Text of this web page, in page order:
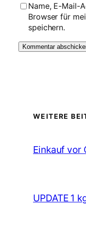
Name, E-Mail-
Browser für
speichern.
WEITERE
Einkauf vor
UPDATE 1